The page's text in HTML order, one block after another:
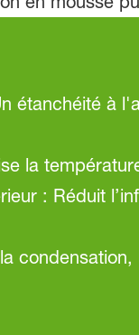
étanchéité à
la
: Réduit